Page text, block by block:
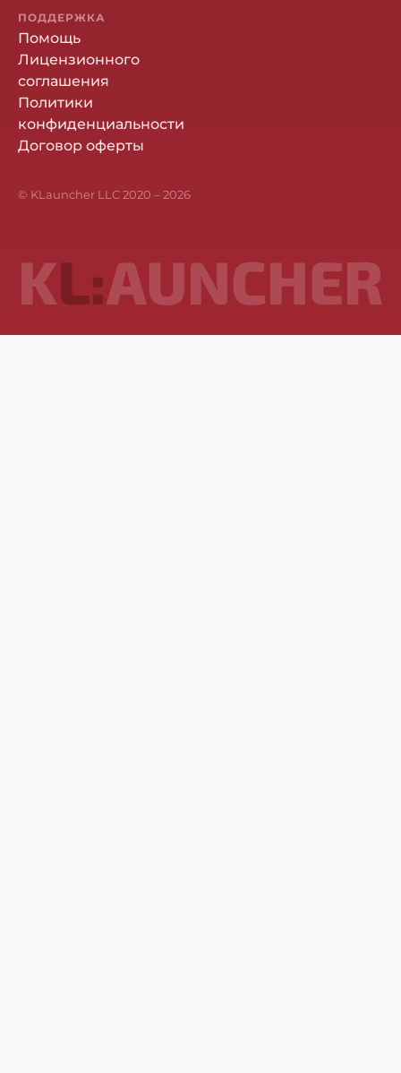
ПОДДЕРЖКА
Помощь
Лицензионного
соглашения
Политики
конфиденциальности
Договор оферты
© KLauncher LLC 2020 –2026
KL:AUNCHER